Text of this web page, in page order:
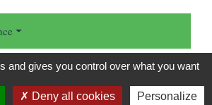
et formulaires
and gives you control over what you want
Deny all cookies Personalize